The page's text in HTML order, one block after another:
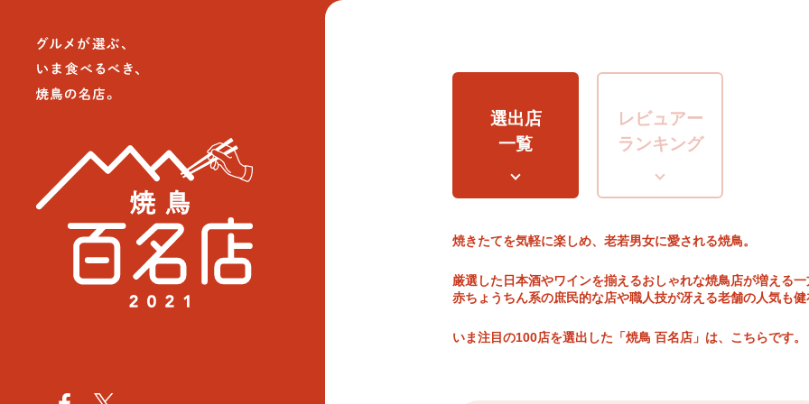
選出店
一覧
レビュアー
ランキング
焼きたてを気軽に楽しめ、老若男女に愛される焼鳥。
厳選した日本酒やワインを揃えるおしゃれな焼鳥店が増える一
赤ちょうちん系の庶民的な店や職人技が冴える老舗の人気も健
いま注目の100店を選出した「焼鳥 百名店」は、こちらです。